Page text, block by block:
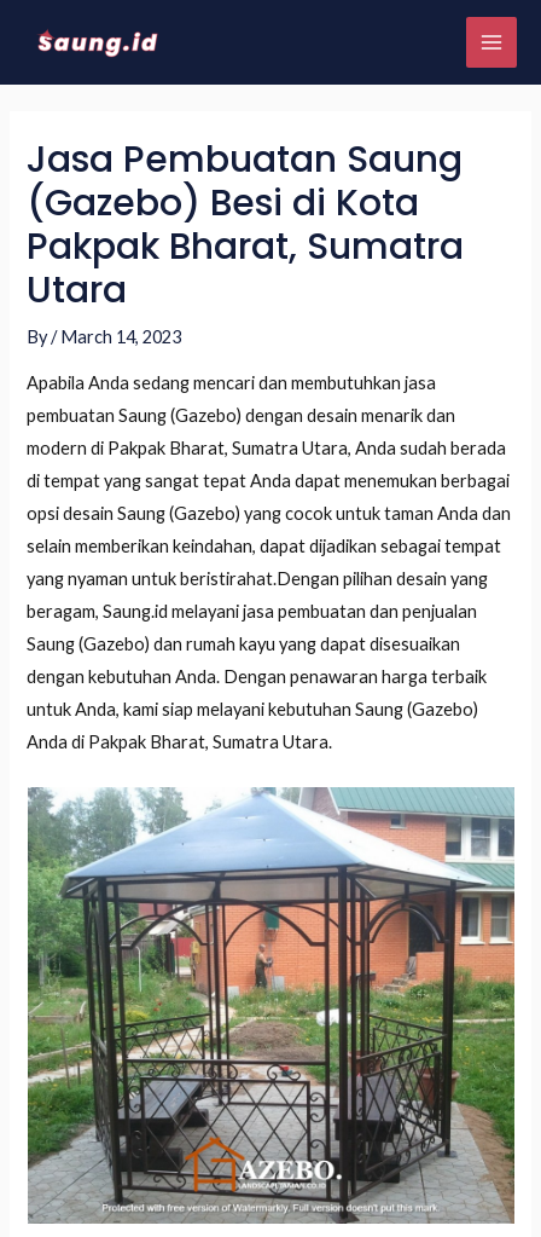
Jasa Pembuatan Saung
(Gazebo) Besi di Kota
Pakpak Bharat, Sumatra
Utara
By/March 14, 2023
Apabila Anda sedang mencari dan membutuhkan jasa
pembuatan Saung (Gazebo) dengan desain menarik dan
modern di Pakpak Bharat, Sumatra Utara, Anda sudah berada
di tempat yang sangat tepat Anda dapat menemukan berbagai
opsi desain Saung (Gazebo) yang cocok untuk taman Anda dan
selain memberikan keindahan, dapat dijadikan sebagai tempat
yang nyaman untuk beristirahat.Dengan pilihan desain yang
beragam, Saung.id melayani jasa pembuatan dan penjualan
Saung (Gazebo) dan rumah kayu yang dapat disesuaikan
dengan kebutuhan Anda. Dengan penawaran harga terbaik
untuk Anda, kami siap melayani kebutuhan Saung (Gazebo)
Anda di Pakpak Bharat, Sumatra Utara.